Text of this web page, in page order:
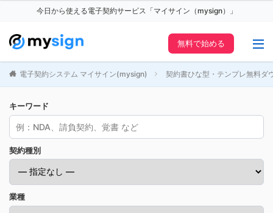
今日から使える電子契約サービス「マイサイン（mysign）」
無料で始める
電子契約システム マイサイン(mysign) 契約書ひな型・テンプレ無料ダ
キーワード
契約種別
業種